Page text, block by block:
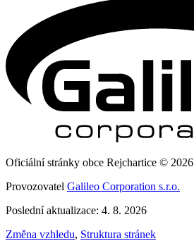
Oficiální stránky obce Rejchartice © 2026
Provozovatel Galileo Corporation s.r.o.
Poslední aktualizace: 4. 8. 2026
Změna vzhledu, Struktura stránek